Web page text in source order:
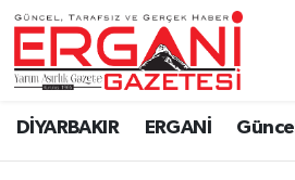
DİYARBAKIR ERGANİ Güncel
DİYARBAKIR
BİSMİL
BAĞLAR
ERGANİ
Ergani Nöbetçi Eczaneler
Ergani Hava Durumu